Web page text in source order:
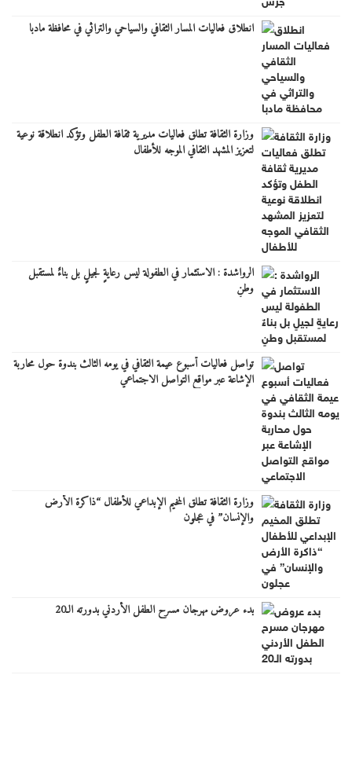
انطلاق فعاليات المسار الثقافي والسياحي والتراثي في محافظة مادبا
وزارة الثقافة تطلق فعاليات مديرية ثقافة الطفل وتؤكد انطلاقة نوعية
لتعزيز المشهد الثقافي الموجه للأطفال
الرواشدة : الاستثمار في الطفولة ليس رعايةٍ لجيلٍ بل بناءٌ لمستقبل
وطنٍ
تواصل فعاليات أسبوع عيمة الثقافي في يومه الثالث بندوة حول محاربة
الإشاعة عبر مواقع التواصل الاجتماعي
وزارة الثقافة تطلق المخيم الإبداعي للأطفال “ذاكرة الأرض
والإنسان” في عجلون
بدء عروض مهرجان مسرح الطفل الأردني بدورته الـ20